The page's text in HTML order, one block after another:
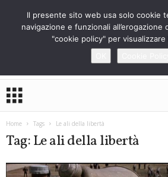
S
Home Tags Le ali della libertà
Tag: Le ali della libertà
Il presente sito web usa solo cookie
navigazione e funzionali all’erogazione
"cookie policy" per visualizzare